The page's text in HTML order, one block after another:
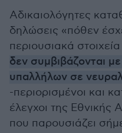
Aδικαιολόγητες
δηλώσεις «πόθεν
περιουσιακά στοιχεία
δεν συμβιβάζονται
υπαλλήλων σε
-περιορισμένοι και
έλεγχοι της
που παρουσιάζει